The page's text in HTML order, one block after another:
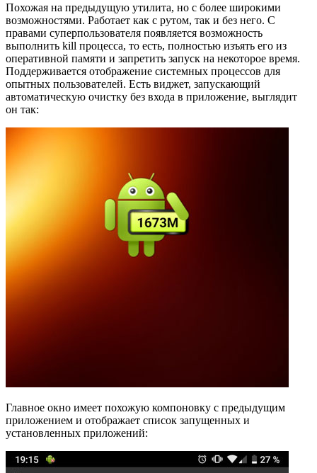
Похожая на предыдущую утилита, но с более широкими
возможностями. Работает как с рутом, так и без него. С
правами суперпользователя появляется возможность
выполнить kill процесса, то есть, полностью изъять его из
оперативной памяти и запретить запуск на некоторое время.
Поддерживается отображение системных процессов для
опытных пользователей. Есть виджет, запускающий
автоматическую очистку без входа в приложение, выглядит
он так:
Главное окно имеет похожую компоновку с предыдущим
приложением и отображает список запущенных и
установленных приложений: